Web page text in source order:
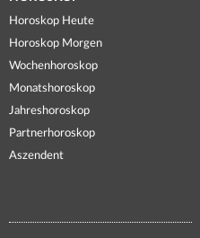
Horoskop Heute
Horoskop Morgen
Wochenhoroskop
Monatshoroskop
Jahreshoroskop
Partnerhoroskop
Aszendent